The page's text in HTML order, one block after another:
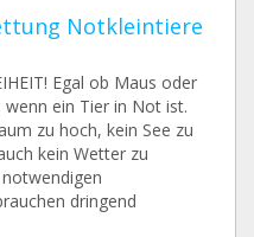
Notkleintiere
Egal ob Maus oder
ein Tier in Not ist.
zu hoch, kein See zu
kein Wetter zu
dringend